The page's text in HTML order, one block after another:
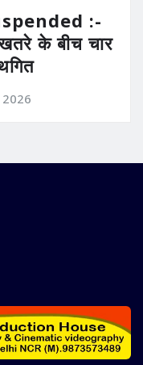
:-
के बीच चार
2026